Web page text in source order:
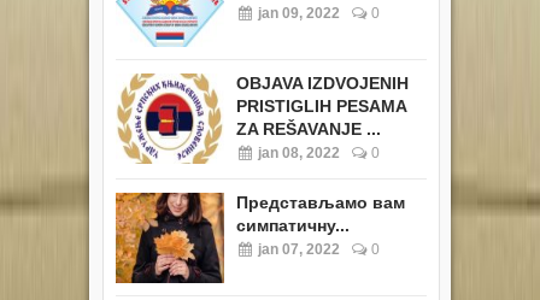
jan 09, 2022 0
OBJAVA IZDVOJENIH
PRISTIGLIH PESAMA
ZA REŠAVANJE ...
jan 08, 2022 0
Представљамо вам
симпатичну...
jan 07, 2022 0